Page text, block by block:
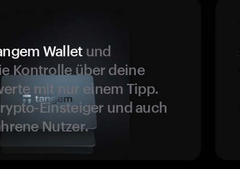
Wallet und
Kontrolle über deine
mit nur einem Tipp.
Einsteiger und auch
Nutzer.